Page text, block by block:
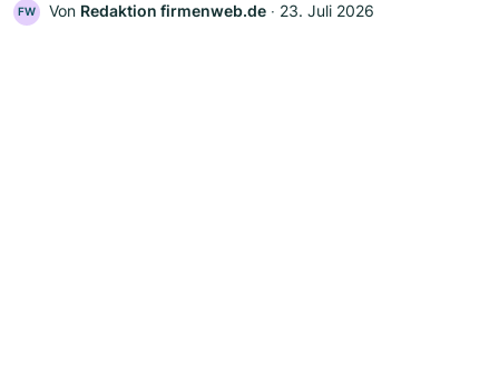
FW Von Redaktion firmenweb.de ‧ 23. Juli 2026